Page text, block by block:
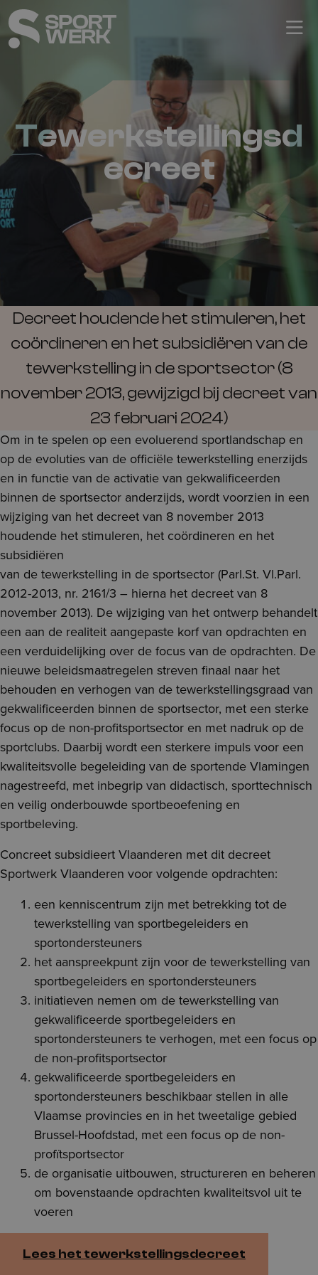
Tewerkstellingsd
ecreet
Decreet houdende het stimuleren, het
coördineren en het subsidiëren van de
tewerkstelling in de sportsector (8
november 2013, gewijzigd bij decreet van
23 februari 2024)
Om in te spelen op een evoluerend sportlandschap en
op de evoluties van de officiële tewerkstelling enerzijds
en in functie van de activatie van gekwalificeerden
binnen de sportsector anderzijds, wordt voorzien in een
wijziging van het decreet van 8 november 2013
houdende het stimuleren, het coördineren en het
subsidiëren
van de tewerkstelling in de sportsector (Parl.St. Vl.Parl.
2012-2013, nr. 2161/3 – hierna het decreet van 8
november 2013). De wijziging van het ontwerp behandelt
een aan de realiteit aangepaste korf van opdrachten en
een verduidelijking over de focus van de opdrachten. De
nieuwe beleidsmaatregelen streven finaal naar het
behouden en verhogen van de tewerkstellingsgraad van
gekwalificeerden binnen de sportsector, met een sterke
focus op de non-profitsportsector en met nadruk op de
sportclubs. Daarbij wordt een sterkere impuls voor een
kwaliteitsvolle begeleiding van de sportende Vlamingen
nagestreefd, met inbegrip van didactisch, sporttechnisch
en veilig onderbouwde sportbeoefening en
sportbeleving.
Concreet subsidieert Vlaanderen met dit decreet
Sportwerk Vlaanderen voor volgende opdrachten:
een kenniscentrum zijn met betrekking tot de
tewerkstelling van sportbegeleiders en
sportondersteuners
het aanspreekpunt zijn voor de tewerkstelling van
sportbegeleiders en sportondersteuners
initiatieven nemen om de tewerkstelling van
gekwalificeerde sportbegeleiders en
sportondersteuners te verhogen, met een focus op
de non-profitsportsector
gekwalificeerde sportbegeleiders en
sportondersteuners beschikbaar stellen in alle
Vlaamse provincies en in het tweetalige gebied
Brussel-Hoofdstad, met een focus op de non-
profïtsportsector
de organisatie uitbouwen, structureren en beheren
om bovenstaande opdrachten kwaliteitsvol uit te
voeren
Lees het tewerkstellingsdecreet